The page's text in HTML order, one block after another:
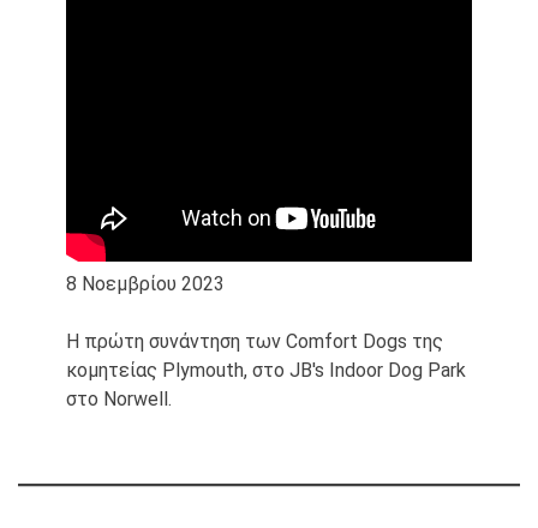
8 Νοεμβρίου 2023
Η πρώτη συνάντηση των Comfort Dogs της
κομητείας Plymouth, στο JB's Indoor Dog Park
στο Norwell.